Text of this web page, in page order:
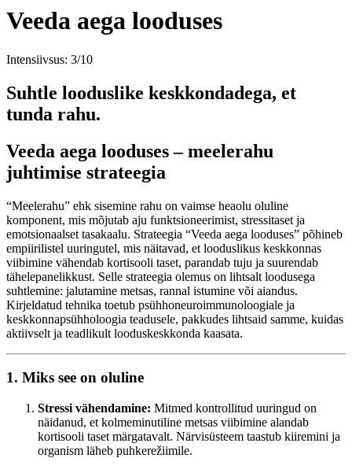
Veeda aega looduses
Intensiivsus: 3/10
Suhtle looduslike keskkondadega, et
tunda rahu.
Veeda aega looduses – meelerahu
juhtimise strateegia
“Meelerahu” ehk sisemine rahu on vaimse heaolu oluline
komponent, mis mõjutab aju funktsioneerimist, stressitaset ja
emotsionaalset tasakaalu. Strateegia “Veeda aega looduses” põhineb
empiirilistel uuringutel, mis näitavad, et looduslikus keskkonnas
viibimine vähendab kortisooli taset, parandab tuju ja suurendab
tähelepanelikkust. Selle strateegia olemus on lihtsalt loodusega
suhtlemine: jalutamine metsas, rannal istumine või aiandus.
Kirjeldatud tehnika toetub psühhoneuroimmunoloogiale ja
keskkonnapsühholoogia teadusele, pakkudes lihtsaid samme, kuidas
aktiivselt ja teadlikult looduskeskkonda kaasata.
1. Miks see on oluline
Stressi vähendamine: Mitmed kontrollitud uuringud on
näidanud, et kolmeminutiline metsas viibimine alandab
kortisooli taset märgatavalt. Närvisüsteem taastub kiiremini ja
organism läheb puhkerežiimile.